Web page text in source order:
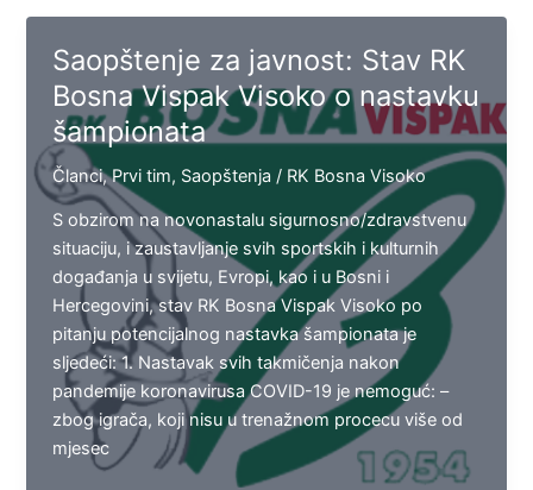
novi
RK
Bosna
Vispak
Visoko
Saopštenje za javnost: Stav RK
Bosna Vispak Visoko o nastavku
šampionata
Članci,Prvi tim, Saopštenja / RK Bosna Visoko
S obzirom na novonastalu sigurnosno/zdravstvenu
situaciju, i zaustavljanje svih sportskih i kulturnih
događanja u svijetu, Evropi, kao i u Bosni i
Hercegovini, stav RK Bosna Vispak Visoko po
pitanju potencijalnog nastavka šampionata je
sljedeći: 1. Nastavak svih takmičenja nakon
pandemije koronavirusa COVID-19 je nemoguć: –
zbog igrača, koji nisu u trenažnom procecu više od
mjesec